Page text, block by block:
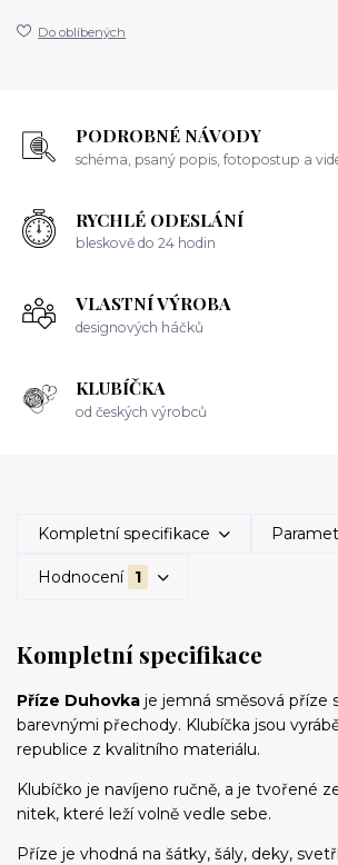
Do oblíbených
PODROBNÉ NÁVODY
schéma, psaný popis, fotopostup a
RYCHLÉ ODESLÁNÍ
bleskově do 24 hodin
VLASTNÍ VÝROBA
designových háčků
KLUBÍČKA
od českých výrobců
Kompletní specifikace
Hodnocení 1
Kompletní specifikace
Příze Duhovka je jemná směsová příze
barevnými přechody. Klubíčka jsou
republice z kvalitního materiálu.
Klubíčko je navíjeno ručně, a je tvořené
nitek, které leží volně vedle sebe.
Příze je vhodná na šátky, šály, deky,